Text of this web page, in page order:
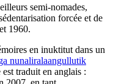
semi-nomades,
forcée et de
1960.
en inuktitut dans un
nunaliralaangullutik
traduit en anglais :